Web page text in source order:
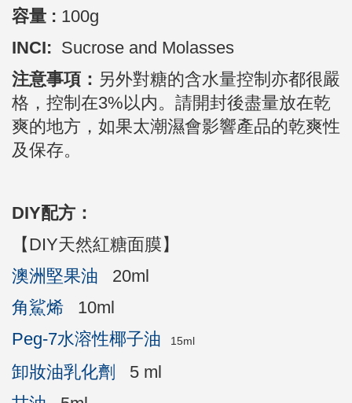
容量 : 100g
INCI: Sucrose and Molasses
注意事項： 另外對糖的含水量控制亦都很嚴
格，控制在3%以内。請開封後盡量放在乾
爽的地方，如果太潮濕會影響產品的乾爽性
及保存。
DIY配方：
【DIY天然紅糖面膜】
澳洲堅果油 20ml
角鯊烯 10ml
Peg-7水溶性椰子油 15ml
卸妝油乳化劑
5 ml